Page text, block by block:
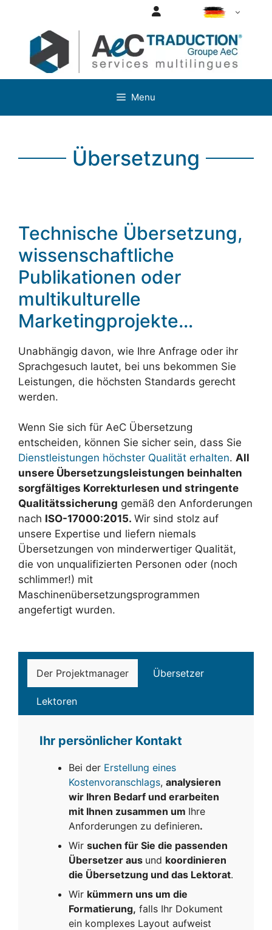
contenu
DE
Menu
Übersetzung
Technische Übersetzung,
wissenschaftliche
Publikationen oder
multikulturelle
Marketingprojekte…
Unabhängig davon, wie Ihre Anfrage oder ihr
Sprachgesuch lautet, bei uns bekommen Sie
Leistungen, die höchsten Standards gerecht
werden.
Wenn Sie sich für AeC Übersetzung
entscheiden, können Sie sicher sein, dass Sie
Dienstleistungen höchster Qualität erhalten. All
unsere Übersetzungsleistungen beinhalten
sorgfältiges Korrekturlesen und stringente
Qualitätssicherung gemäß den Anforderungen
nach ISO-17000:2015. Wir sind stolz auf
unsere Expertise und liefern niemals
Übersetzungen von minderwertiger Qualität,
die von unqualifizierten Personen oder (noch
schlimmer!) mit
Maschinenübersetzungsprogrammen
angefertigt wurden.
Der Projektmanager Übersetzer
Lektoren
Ihr persönlicher Kontakt
Bei der Erstellung eines
Kostenvoranschlags, analysieren
wir Ihren Bedarf und erarbeiten
mit Ihnen zusammen um Ihre
Anforderungen zu definieren.
Wir suchen für Sie die passenden
Übersetzer aus und koordinieren
die Übersetzung und das Lektorat.
Wir kümmern uns um die
Formatierung, falls Ihr Dokument
ein komplexes Layout aufweist